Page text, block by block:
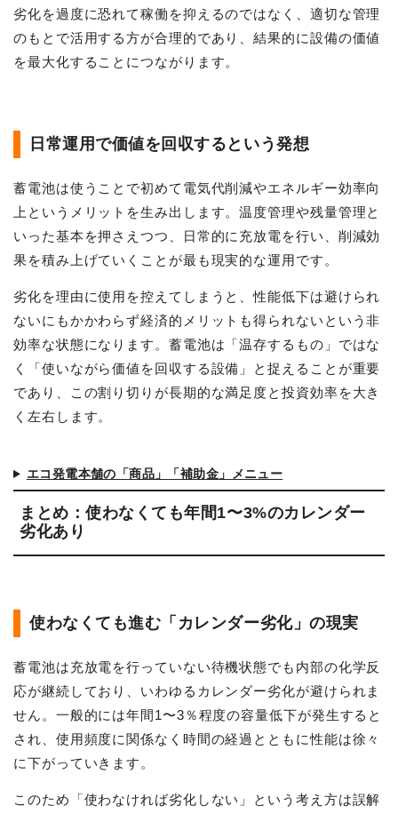
劣化を過度に恐れて稼働を抑えるのではなく、適切な管理
のもとで活用する方が合理的であり、結果的に設備の価値
を最大化することにつながります。
日常運用で価値を回収するという発想
蓄電池は使うことで初めて電気代削減やエネルギー効率向
上というメリットを生み出します。温度管理や残量管理と
いった基本を押さえつつ、日常的に充放電を行い、削減効
果を積み上げていくことが最も現実的な運用です。
劣化を理由に使用を控えてしまうと、性能低下は避けられ
ないにもかかわらず経済的メリットも得られないという非
効率な状態になります。蓄電池は「温存するもの」ではな
く「使いながら価値を回収する設備」と捉えることが重要
であり、この割り切りが長期的な満足度と投資効率を大き
く左右します。
エコ発電本舗の「商品」「補助金」メニュー
まとめ：使わなくても年間1〜3%のカレンダー
劣化あり
使わなくても進む「カレンダー劣化」の現実
蓄電池は充放電を行っていない待機状態でも内部の化学反
応が継続しており、いわゆるカレンダー劣化が避けられま
せん。一般的には年間1〜3％程度の容量低下が発生すると
され、使用頻度に関係なく時間の経過とともに性能は徐々
に下がっていきます。
このため「使わなければ劣化しない」という考え方は誤解